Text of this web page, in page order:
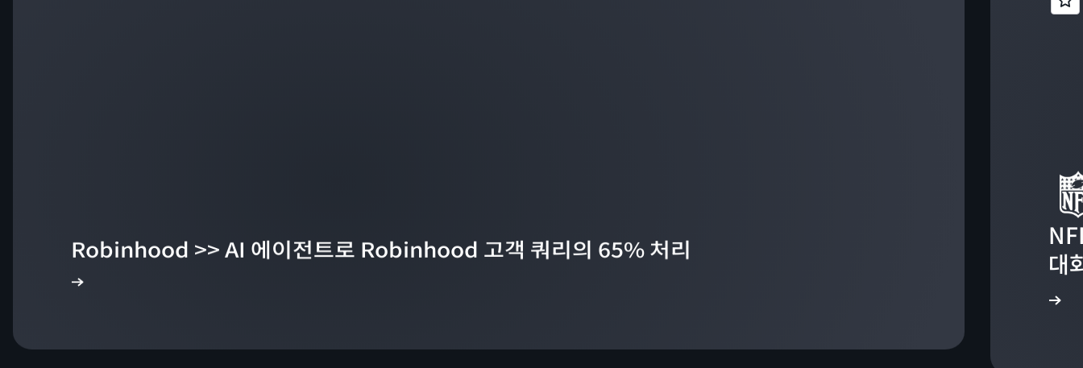
Robinhood >> AI 에이전트로 Robinhood 고객 쿼리의 65% 처리
대